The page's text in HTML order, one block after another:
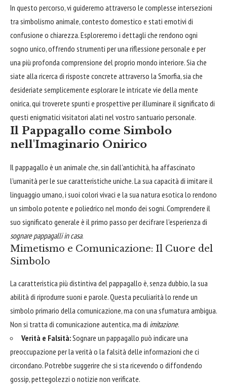
In questo percorso, vi guideremo attraverso le complesse intersezioni
tra simbolismo animale, contesto domestico e stati emotivi di
confusione o chiarezza. Esploreremo i dettagli che rendono ogni
sogno unico, offrendo strumenti per una riflessione personale e per
una più profonda comprensione del proprio mondo interiore. Sia che
siate alla ricerca di risposte concrete attraverso la Smorfia, sia che
desideriate semplicemente esplorare le intricate vie della mente
onirica, qui troverete spunti e prospettive per illuminare il significato di
questi enigmatici visitatori alati nel vostro santuario personale.
Il Pappagallo come Simbolo
nell'Imaginario Onirico
Il pappagallo è un animale che, sin dall'antichità, ha affascinato
l'umanità per le sue caratteristiche uniche. La sua capacità di imitare il
linguaggio umano, i suoi colori vivaci e la sua natura esotica lo rendono
un simbolo potente e poliedrico nel mondo dei sogni. Comprendere il
suo significato generale è il primo passo per decifrare l'esperienza di
sognare pappagalli in casa.
Mimetismo e Comunicazione: Il Cuore del
Simbolo
La caratteristica più distintiva del pappagallo è, senza dubbio, la sua
abilità di riprodurre suoni e parole. Questa peculiarità lo rende un
simbolo primario della comunicazione, ma con una sfumatura ambigua.
Non si tratta di comunicazione autentica, ma di imitazione.
Verità e Falsità:Sognare un pappagallo può indicare una
preoccupazione per la verità o la falsità delle informazioni che ci
circondano. Potrebbe suggerire che si sta ricevendo o diffondendo
gossip, pettegolezzi o notizie non verificate.